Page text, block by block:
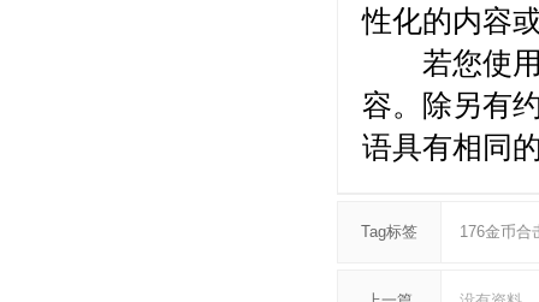
性化的内容
若您使用
容。除另有
语具有相同
Tag标签 176金币合